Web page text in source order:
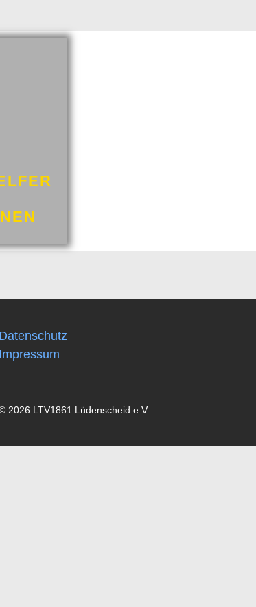
Datenschutz
Impressum
2026 LTV1861 Lüdenscheid e.V.